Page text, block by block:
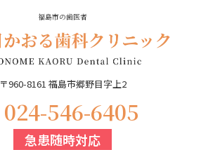
福島市の歯医者
〒960-8161 福島市郷野目字上2
‭024-546-6405‬
急患随時対応